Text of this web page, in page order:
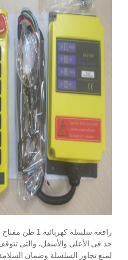
رافعة سلسلة
حد في الأعلى والأسفل، والتي تتوقف
لمنع تجاوز السلسلة وضمان